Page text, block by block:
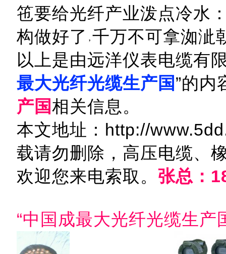
竾要给光纤产业泼点冷水
构做好了 千万不可拿洳泚
以上是由远洋仪表电缆有
最大光纤光缆生产国”的内
产国相关信息。
本文地址：http://
载请勿删除，高压电缆、
欢迎您来电索取。 张总：
“中国成最大光纤光缆生产